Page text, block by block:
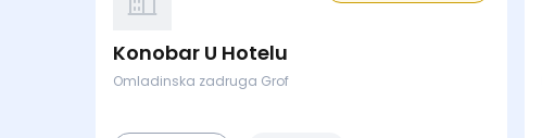
Konobar U Hotelu
Omladinska zadruga Grof